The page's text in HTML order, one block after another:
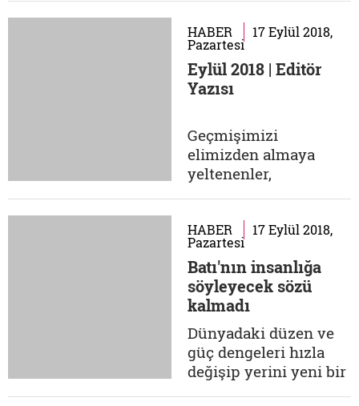
kehanet –ve
sihirbazlıközdeşleşir;
öyle bir akıl için bir
kehanet türünden öte
nübüvvet. Kâhin veya
sihirbazlardan
beklenebilecek işleri
peygamberden bekler,
nübüvvetin...
HABER 17 Eylül 2018,
Pazartesi
Eylül 2018 | Editör
Yazısı
Geçmişimizi
elimizden almaya
yeltenenler,
çalışıyorlar. Yirminci
yüzyıl, geçmişimizi
karalamak üzerine
çalışanların
yüzyılıydı. Özellikle
ülkemizdeki bazı
kültürel faaliyetler
bizi köksüzleştirme
amacı üzerine
HABER 17 Eylül 2018,
Pazartesi
Batı'nın insanlığa
söyleyecek sözü
kalmadı
Dünyadaki düzen ve
güç dengeleri hızla
değişip yerini yeni bir